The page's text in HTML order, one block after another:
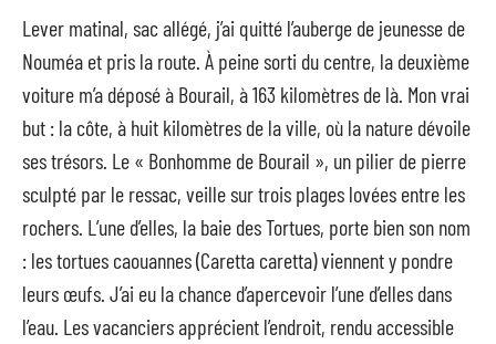
Lever matinal, sac allégé, j’ai quitté l’auberge de jeunesse de
Nouméa et pris la route. À peine sorti du centre, la deuxième
voiture m’a déposé à Bourail, à 163 kilomètres de là. Mon vrai
but : la côte, à huit kilomètres de la ville, où la nature dévoile
ses trésors. Le « Bonhomme de Bourail », un pilier de pierre
sculpté par le ressac, veille sur trois plages lovées entre les
rochers. L’une d’elles, la baie des Tortues, porte bien son nom
: les tortues caouannes (Caretta caretta) viennent y pondre
leurs œufs. J’ai eu la chance d’apercevoir l’une d’elles dans
l’eau. Les vacanciers apprécient l’endroit, rendu accessible